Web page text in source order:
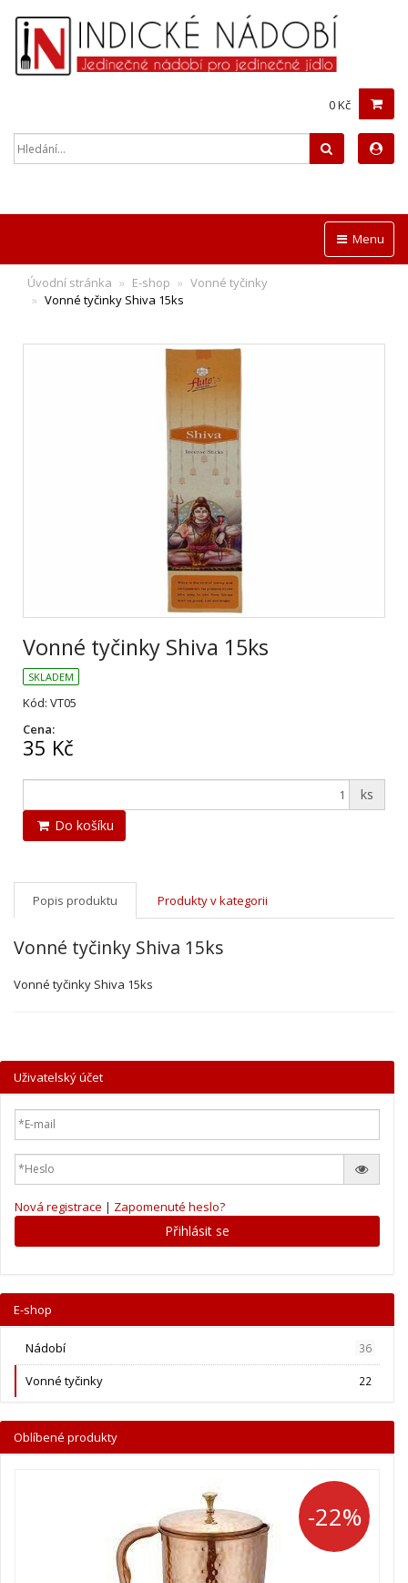
0 Kč
Menu
Úvodní stránka E-shop
Vonné tyčinky
Vonné tyčinky Shiva 15ks
Vonné tyčinky Shiva 15ks
SKLADEM
Kód: VT05
Cena:
35 Kč
ks
Do košíku
Popis produktu Produkty v kategorii
Vonné tyčinky Shiva 15ks
Vonné tyčinky Shiva 15ks
Uživatelský účet
Nová registrace | Zapomenuté heslo?
Přihlásit se
E-shop
Nádobí 36
Vonné tyčinky 22
Oblíbené produkty
-22%